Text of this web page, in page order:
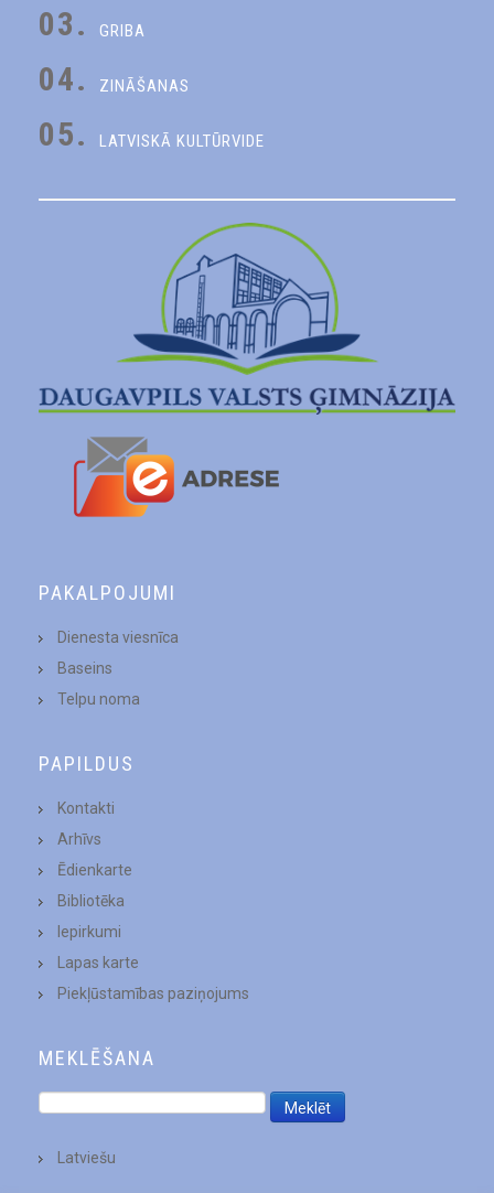
03. GRIBA
04. ZINĀŠANAS
05. LATVISKĀ KULTŪRVIDE
PAKALPOJUMI
Dienesta viesnīca
Baseins
Telpu noma
PAPILDUS
Kontakti
Arhīvs
Ēdienkarte
Bibliotēka
Iepirkumi
Lapas karte
Piekļūstamības paziņojums
MEKLĒŠANA
Latviešu